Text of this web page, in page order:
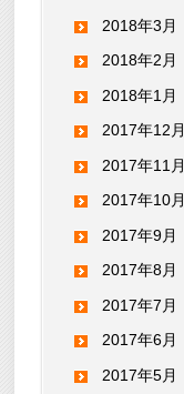
2018年3月
2018年2月
2018年1月
2017年12月
2017年11月
2017年10月
2017年9月
2017年8月
2017年7月
2017年6月
2017年5月